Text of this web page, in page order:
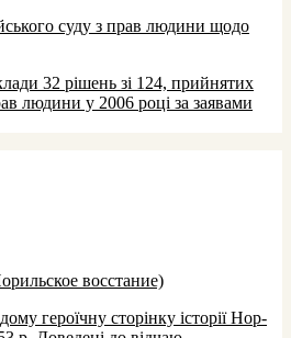
суду з прав людини щодо
32 рішень зі 124, прий­нятих
людини у 2006 році за заявами
восстание)
гер­о­їчну­ сто­р­інку­ істо­р­ії Но­р­